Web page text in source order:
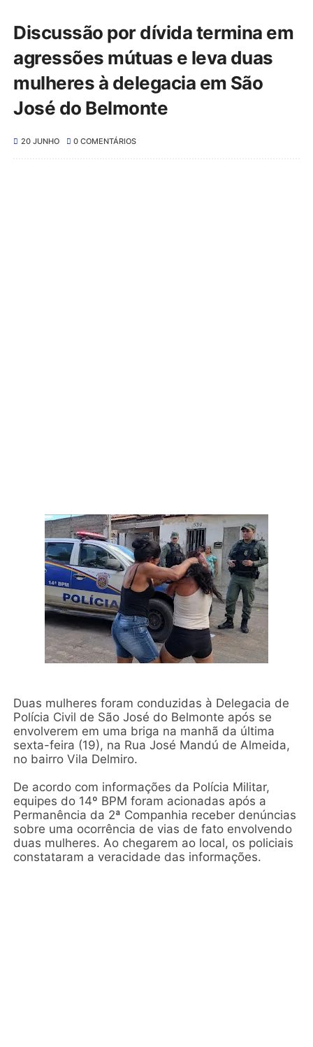
Discussão por dívida termina em
agressões mútuas e leva duas
mulheres à delegacia em São
José do Belmonte
20 JUNHO 0 COMENTÁRIOS
Duas mulheres foram conduzidas à Delegacia de
Polícia Civil de São José do Belmonte após se
envolverem em uma briga na manhã da última
sexta-feira (19), na Rua José Mandú de Almeida,
no bairro Vila Delmiro.
De acordo com informações da Polícia Militar,
equipes do 14º BPM foram acionadas após a
Permanência da 2ª Companhia receber denúncias
sobre uma ocorrência de vias de fato envolvendo
duas mulheres. Ao chegarem ao local, os policiais
constataram a veracidade das informações.